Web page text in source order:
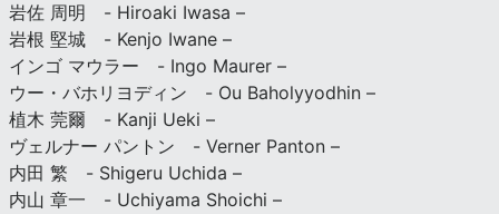
岩佐 周明 - Hiroaki Iwasa –
岩根 堅城 - Kenjo Iwane –
インゴ マウラー - Ingo Maurer –
ウー・バホリヨディン - Ou Baholyyodhin –
植木 莞爾 - Kanji Ueki –
ヴェルナー パントン - Verner Panton –
内田 繁 - Shigeru Uchida –
内山 章一 - Uchiyama Shoichi –